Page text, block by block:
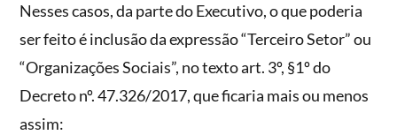
Nesses casos, da parte do Executivo, o que poderia
ser feito é inclusão da expressão “Terceiro Setor” ou
“Organizações Sociais”, no texto art. 3º, §1º do
Decreto nº. 47.326/2017, que ficaria mais ou menos
assim: